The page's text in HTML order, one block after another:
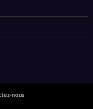
nous